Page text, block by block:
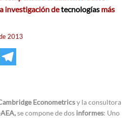
investigación detecnologías más
2013
Econometricsy la consultora
se compone de dos informes: Uno